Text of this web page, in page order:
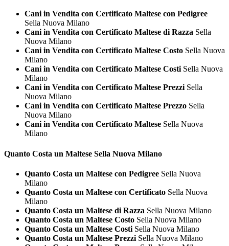
Cani in Vendita con Certificato Maltese con Pedigree
Sella Nuova Milano
Cani in Vendita con Certificato Maltese di Razza Sella
Nuova Milano
Cani in Vendita con Certificato Maltese Costo Sella Nuova
Milano
Cani in Vendita con Certificato Maltese CostiSella Nuova
Milano
Cani in Vendita con Certificato Maltese PrezziSella
Nuova Milano
Cani in Vendita con Certificato Maltese Prezzo Sella
Nuova Milano
Cani in Vendita con Certificato Maltese Sella Nuova
Milano
Quanto Costa un Maltese Sella Nuova Milano
Quanto Costa un Maltese con Pedigree Sella Nuova
Milano
Quanto Costa un Maltese con Certificato Sella Nuova
Milano
Quanto Costa un Maltese di Razza Sella Nuova Milano
Quanto Costa un Maltese Costo Sella Nuova Milano
Quanto Costa un Maltese Costi Sella Nuova Milano
Quanto Costa un Maltese Prezzi Sella Nuova Milano